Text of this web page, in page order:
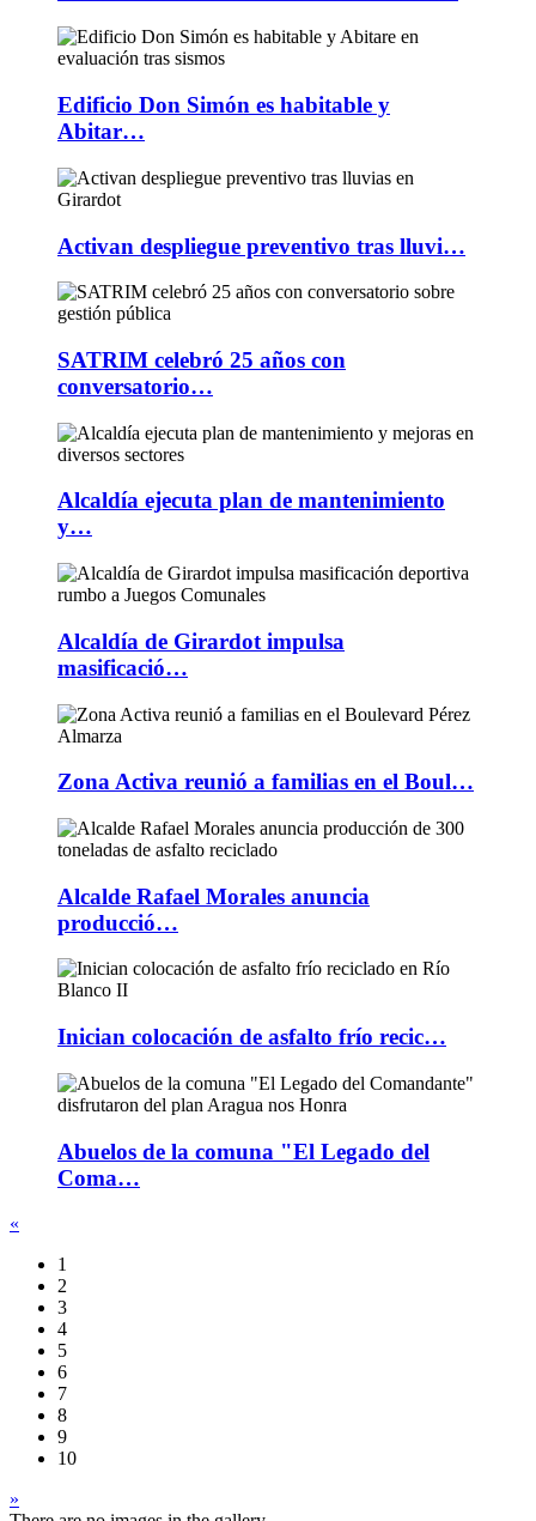
Edificio Don Simón es habitable y
Abitar…
Activan despliegue preventivo tras lluvi…
SATRIM celebró 25 años con
conversatorio…
Alcaldía ejecuta plan de mantenimiento
y…
Alcaldía de Girardot impulsa
masificació…
Zona Activa reunió a familias en el Boul…
Alcalde Rafael Morales anuncia
producció…
Inician colocación de asfalto frío recic…
Abuelos de la comuna "El Legado del
Coma…
«
1
2
3
4
5
6
7
8
9
10
»